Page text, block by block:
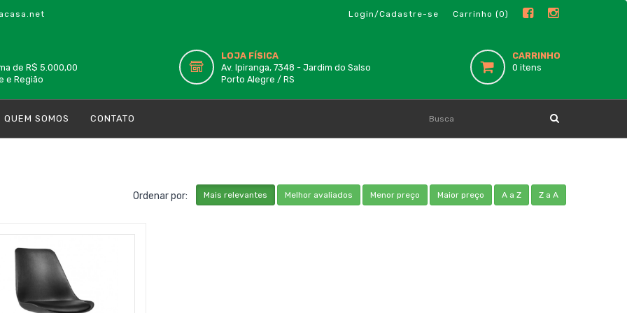
Login/Cadastre-se Carrinho (0)
de R$ 5.000,00
e Região
LOJA FÍSICA
Av. Ipiranga, 7348 - Jardim do Salso
Porto Alegre / RS
CARRINHO
0 itens
QUEM SOMOS CONTATO
Ordenar por: Mais relevantes Melhor avaliados Menor preço Maior preço A a Z Z a A